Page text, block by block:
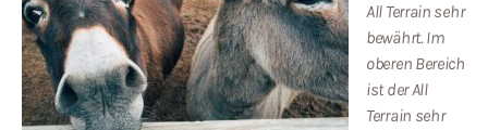
All Terrain sehr
bewährt. Im
oberen Bereich
ist der All
Terrain sehr